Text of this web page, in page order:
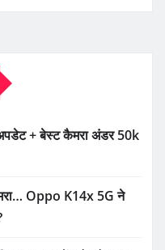
+ बेस्ट कैमरा अंडर 50k
Oppo K14x 5G ने